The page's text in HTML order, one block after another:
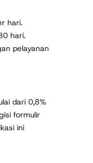
hari.
hari.
pelayanan
dari 0,8%
formulir
ini